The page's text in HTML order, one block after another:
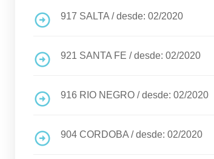
917 SALTA /desde: 02/2020
921 SANTA FE /desde: 02/2020
916 RIO NEGRO /desde: 02/2020
904 CORDOBA /desde: 02/2020